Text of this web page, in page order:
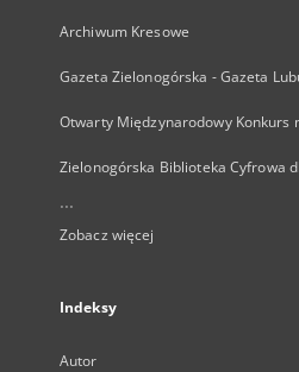
Archiwum Kresowe
Gazeta Zielonogórska - Gazeta
Otwarty Międzynarodowy Konkurs
Zielonogórska Biblioteka Cyfrowa
...
Zobacz więcej
Indeksy
Autor